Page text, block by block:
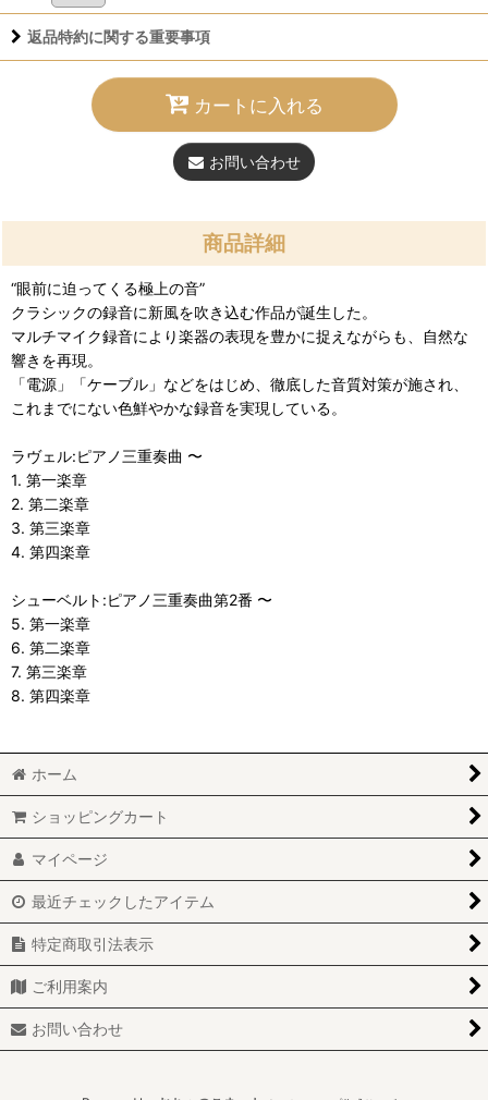
返品特約に関する重要事項
カートに入れる
お問い合わせ
商品詳細
“眼前に迫ってくる極上の音”
クラシックの録音に新風を吹き込む作品が誕生した。
マルチマイク録音により楽器の表現を豊かに捉えながらも、自然な
響きを再現。
「電源」「ケーブル」などをはじめ、徹底した音質対策が施され、
これまでにない色鮮やかな録音を実現している。
ラヴェル:ピアノ三重奏曲 〜
1. 第一楽章
2. 第二楽章
3. 第三楽章
4. 第四楽章
シューベルト:ピアノ三重奏曲第2番 〜
5. 第一楽章
6. 第二楽章
7. 第三楽章
8. 第四楽章
ホーム
ショッピングカート
マイページ
最近チェックしたアイテム
特定商取引法表示
ご利用案内
お問い合わせ